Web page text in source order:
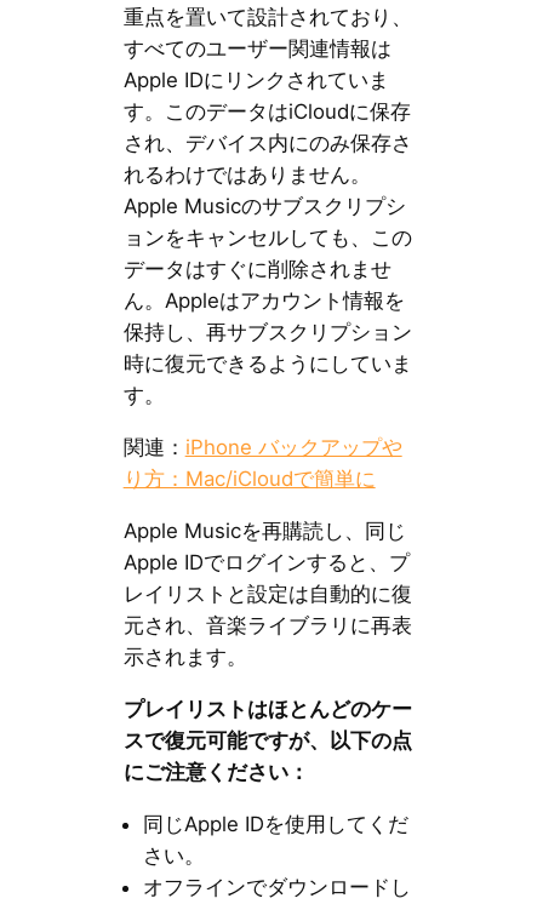
重点を置いて設計されており、
すべてのユーザー関連情報は
Apple IDにリンクされていま
す。このデータはiCloudに保存
され、デバイス内にのみ保存さ
れるわけではありません。
Apple Musicのサブスクリプシ
ョンをキャンセルしても、この
データはすぐに削除されませ
ん。Appleはアカウント情報を
保持し、再サブスクリプション
時に復元できるようにしていま
す。
関連： iPhone バックアップや
り方：Mac/iCloudで簡単に
Apple Musicを再購読し、同じ
Apple IDでログインすると、プ
レイリストと設定は自動的に復
元され、音楽ライブラリに再表
示されます。
プレイリストはほとんどのケー
スで復元可能ですが、以下の点
にご注意ください：
同じApple IDを使用してくだ
さい。
オフラインでダウンロードし